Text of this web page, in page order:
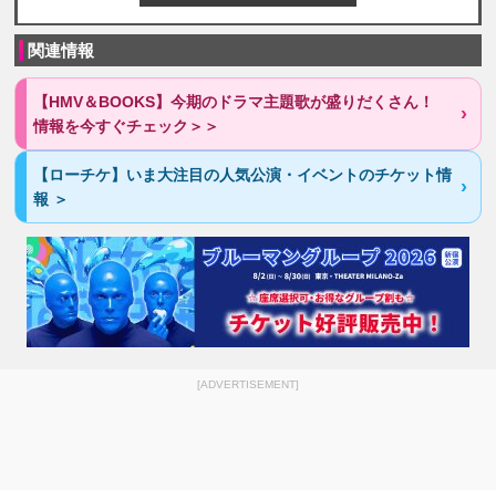
関連情報
【HMV＆BOOKS】今期のドラマ主題歌が盛りだくさん！
情報を今すぐチェック＞＞
【ローチケ】いま大注目の人気公演・イベントのチケット情
報 ＞
[ADVERTISEMENT]